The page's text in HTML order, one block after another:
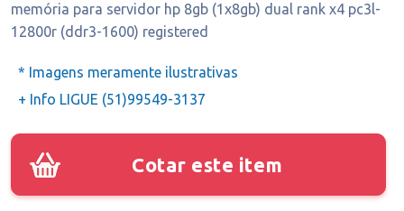
memória para servidor hp 8gb (1x8gb) dual rank x4 pc3l-
12800r (ddr3-1600) registered
* Imagens meramente ilustrativas
+ Info LIGUE (51)99549-3137
Cotar este item